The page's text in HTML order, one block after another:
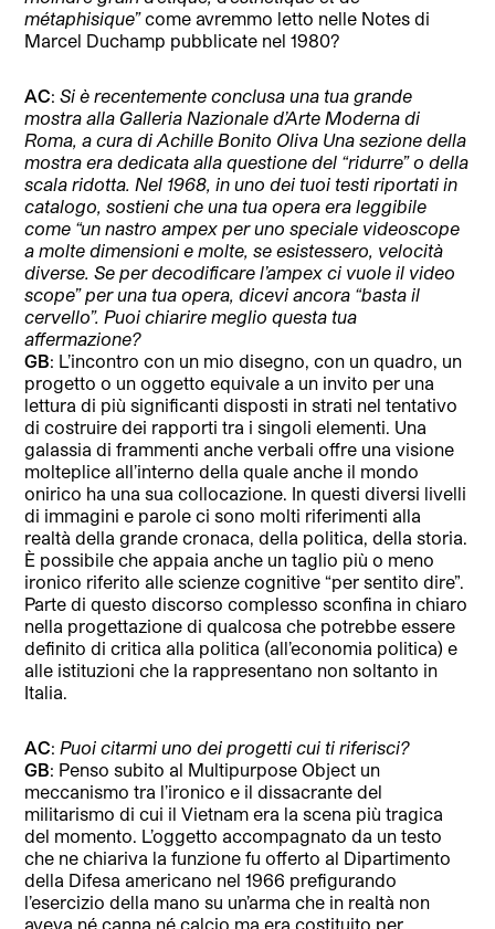
métaphisique”come avremmo letto nelle Notes di
Marcel Duchamp pubblicate nel 1980?
AC:Si è recentemente conclusa una tua grande
mostra alla Galleria Nazionale d’Arte Moderna di
Roma, a cura di Achille Bonito Oliva Una sezione della
mostra era dedicata alla questione del “ridurre” o della
scala ridotta. Nel 1968, in uno dei tuoi testi riportati in
catalogo, sostieni che una tua opera era leggibile
come “un nastro ampex per uno speciale videoscope
a molte dimensioni e molte, se esistessero, velocità
diverse. Se per decodificare l’ampex ci vuole il video
scope” per una tua opera, dicevi ancora “basta il
cervello”. Puoi chiarire meglio questa tua
affermazione?
GB: L’incontro con un mio disegno, con un quadro, un
progetto o un oggetto equivale a un invito per una
lettura di più significanti disposti in strati nel tentativo
di costruire dei rapporti tra i singoli elementi. Una
galassia di frammenti anche verbali offre una visione
molteplice all’interno della quale anche il mondo
onirico ha una sua collocazione. In questi diversi livelli
di immagini e parole ci sono molti riferimenti alla
realtà della grande cronaca, della politica, della storia.
È possibile che appaia anche un taglio più o meno
ironico riferito alle scienze cognitive “per sentito dire”.
Parte di questo discorso complesso sconfina in chiaro
nella progettazione di qualcosa che potrebbe essere
definito di critica alla politica (all’economia politica) e
alle istituzioni che la rappresentano non soltanto in
Italia.
AC: Puoi citarmi uno dei progetti cui ti riferisci?
GB: Penso subito al Multipurpose Object un
meccanismo tra l’ironico e il dissacrante del
militarismo di cui il Vietnam era la scena più tragica
del momento. L’oggetto accompagnato da un testo
che ne chiariva la funzione fu offerto al Dipartimento
della Difesa americano nel 1966 prefigurando
l’esercizio della mano su un’arma che in realtà non
aveva né canna né calcio ma era costituito per